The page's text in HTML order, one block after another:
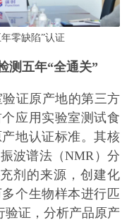
零缺陷”认证
测五年“全通关”
证原产地的第三方
应用实验室测试食
地认证标准。其核
波谱法（NMR）分
剂的来源，创建化
个生物样本进行匹
验证，分析产品原产